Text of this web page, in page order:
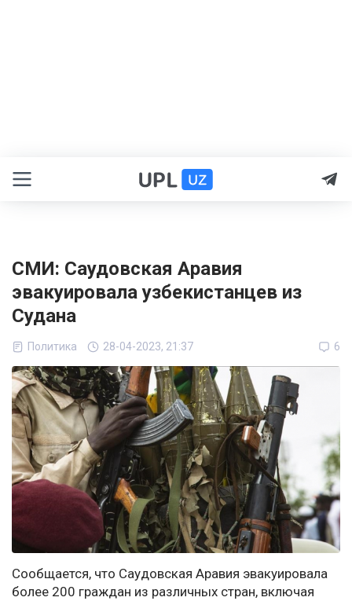
СМИ: Саудовская Аравия
эвакуировала узбекистанцев из
Судана
Политика 28-04-2023, 21:37 6
Сообщается, что Саудовская Аравия эвакуировала
более 200 граждан из различных стран, включая